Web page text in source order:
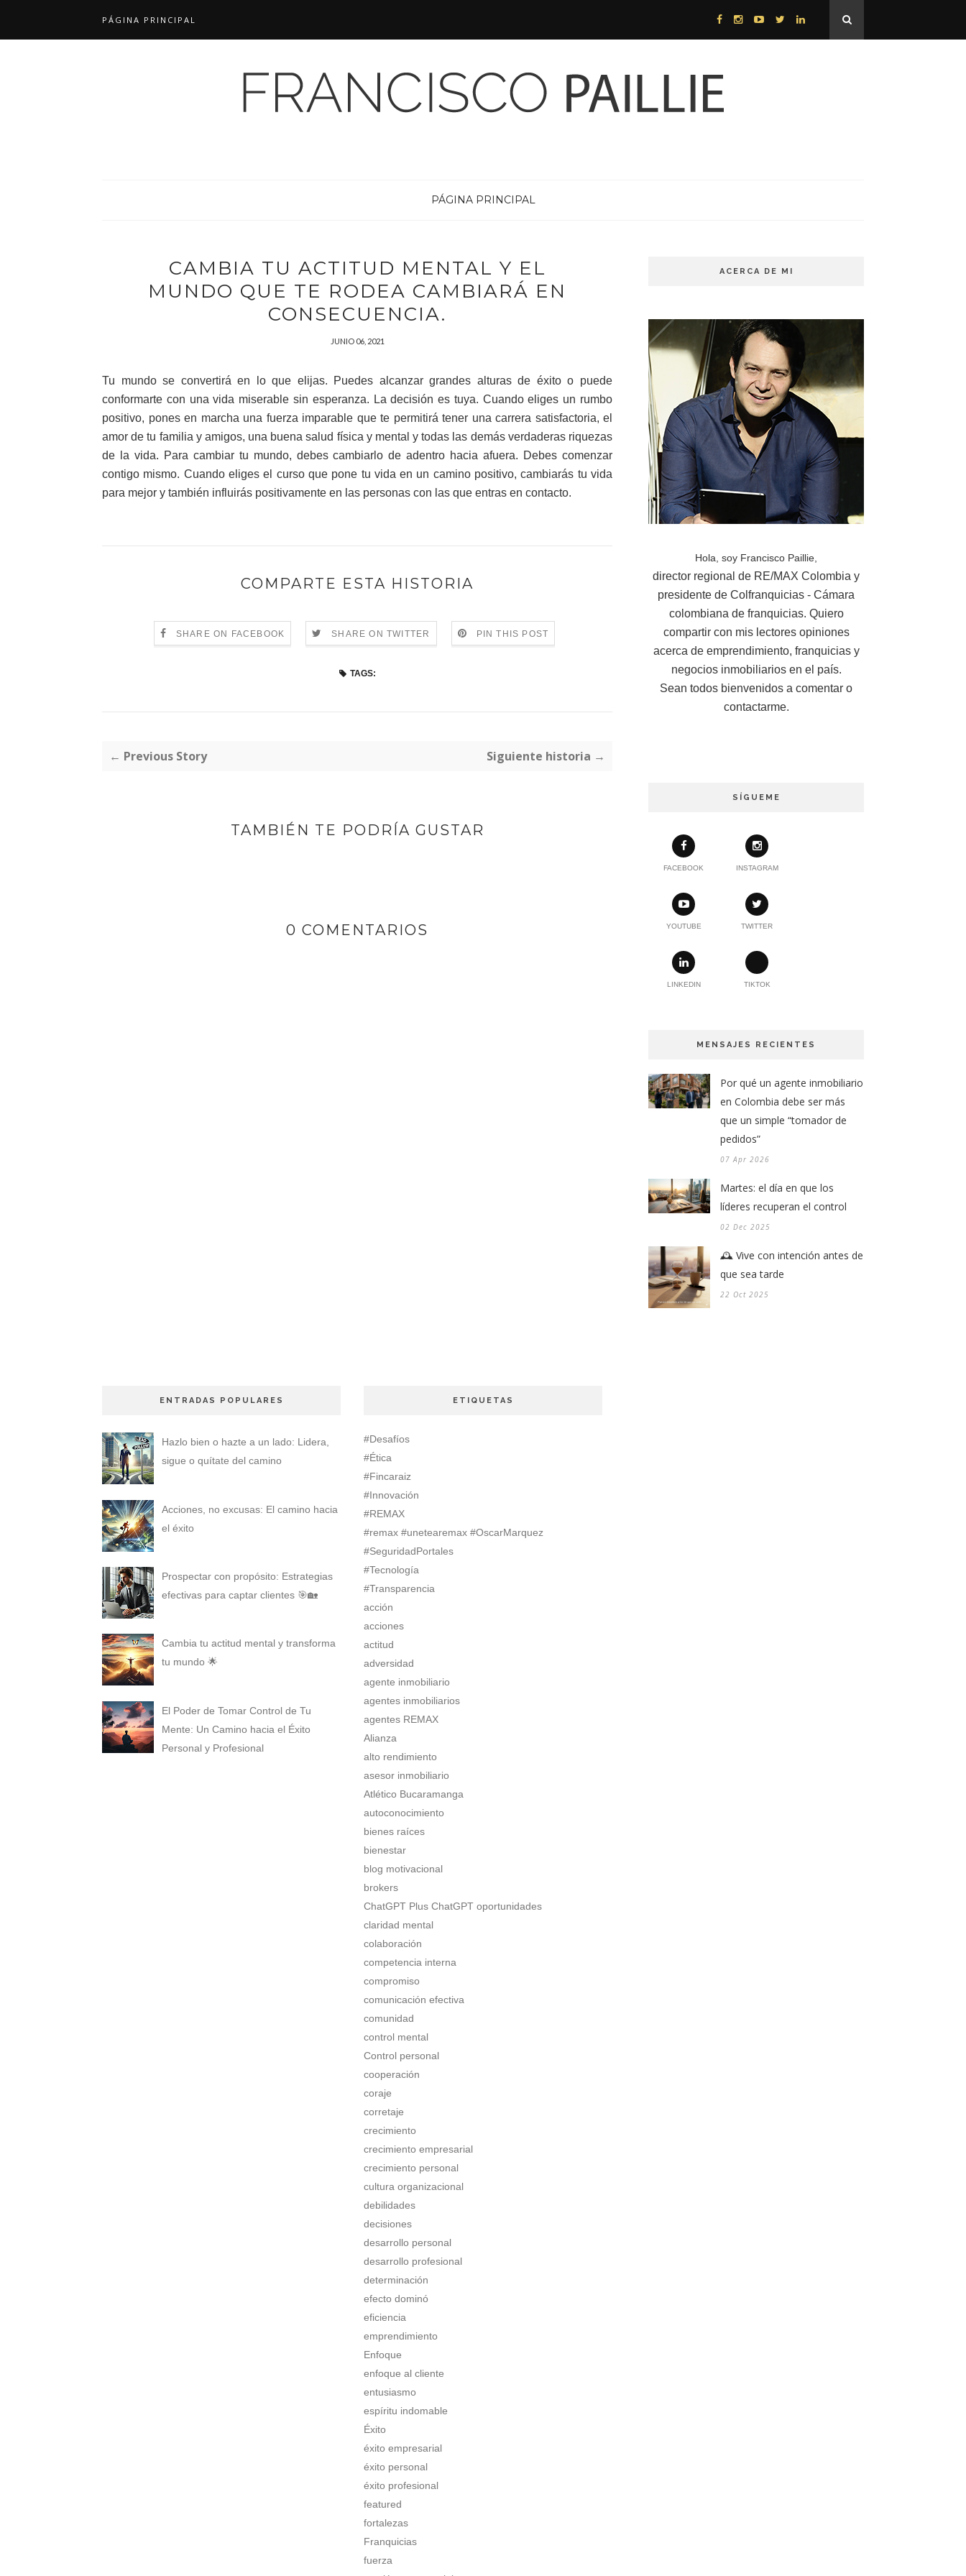
PÁGINA PRINCIPAL
PÁGINA PRINCIPAL
CAMBIA TU ACTITUD MENTAL Y EL
MUNDO QUE TE RODEA CAMBIARÁ EN
CONSECUENCIA.
JUNIO 06, 2021
Tu mundo se convertirá en lo que elijas. Puedes alcanzar grandes alturas de éxito o puede
conformarte con una vida miserable sin esperanza. La decisión es tuya. Cuando eliges un rumbo
positivo, pones en marcha una fuerza imparable que te permitirá tener una carrera satisfactoria, el
amor de tu familia y amigos, una buena salud física y mental y todas las demás verdaderas riquezas
de la vida. Para cambiar tu mundo, debes cambiarlo de adentro hacia afuera. Debes comenzar
contigo mismo. Cuando eliges el curso que pone tu vida en un camino positivo, cambiarás tu vida
para mejor y también influirás positivamente en las personas con las que entras en contacto.
COMPARTE ESTA HISTORIA
SHARE ON FACEBOOK SHARE ON TWITTER PIN THIS POST
TAGS:
← Previous Story Siguiente historia →
TAMBIÉN TE PODRÍA GUSTAR
0 COMENTARIOS
ACERCA DE MI
Hola, soy Francisco Paillie,
director regional de RE/MAX Colombia y
presidente de Colfranquicias - Cámara
colombiana de franquicias. Quiero
compartir con mis lectores opiniones
acerca de emprendimiento, franquicias y
negocios inmobiliarios en el país.
Sean todos bienvenidos a comentar o
contactarme.
SÍGUEME
FACEBOOK INSTAGRAM
YOUTUBE TWITTER
LINKEDIN TIKTOK
MENSAJES RECIENTES
Por qué un agente inmobiliario
en Colombia debe ser más
que un simple “tomador de
pedidos”
07 Apr 2026
Martes: el día en que los
líderes recuperan el control
02 Dec 2025
🕰️ Vive con intención antes de
que sea tarde
22 Oct 2025
ENTRADAS POPULARES
Hazlo bien o hazte a un lado: Lidera,
sigue o quítate del camino
Acciones, no excusas: El camino hacia
el éxito
Prospectar con propósito: Estrategias
efectivas para captar clientes 🎯🏡
Cambia tu actitud mental y transforma
tu mundo 🌟
El Poder de Tomar Control de Tu
Mente: Un Camino hacia el Éxito
Personal y Profesional
ETIQUETAS
#Desafíos
#Ética
#Fincaraiz
#Innovación
#REMAX
#remax #unetearemax #OscarMarquez
#SeguridadPortales
#Tecnología
#Transparencia
acción
acciones
actitud
adversidad
agente inmobiliario
agentes inmobiliarios
agentes REMAX
Alianza
alto rendimiento
asesor inmobiliario
Atlético Bucaramanga
autoconocimiento
bienes raíces
bienestar
blog motivacional
brokers
ChatGPT Plus ChatGPT oportunidades
claridad mental
colaboración
competencia interna
compromiso
comunicación efectiva
comunidad
control mental
Control personal
cooperación
coraje
corretaje
crecimiento
crecimiento empresarial
crecimiento personal
cultura organizacional
debilidades
decisiones
desarrollo personal
desarrollo profesional
determinación
efecto dominó
eficiencia
emprendimiento
Enfoque
enfoque al cliente
entusiasmo
espíritu indomable
Éxito
éxito empresarial
éxito personal
éxito profesional
featured
fortalezas
Franquicias
fuerza